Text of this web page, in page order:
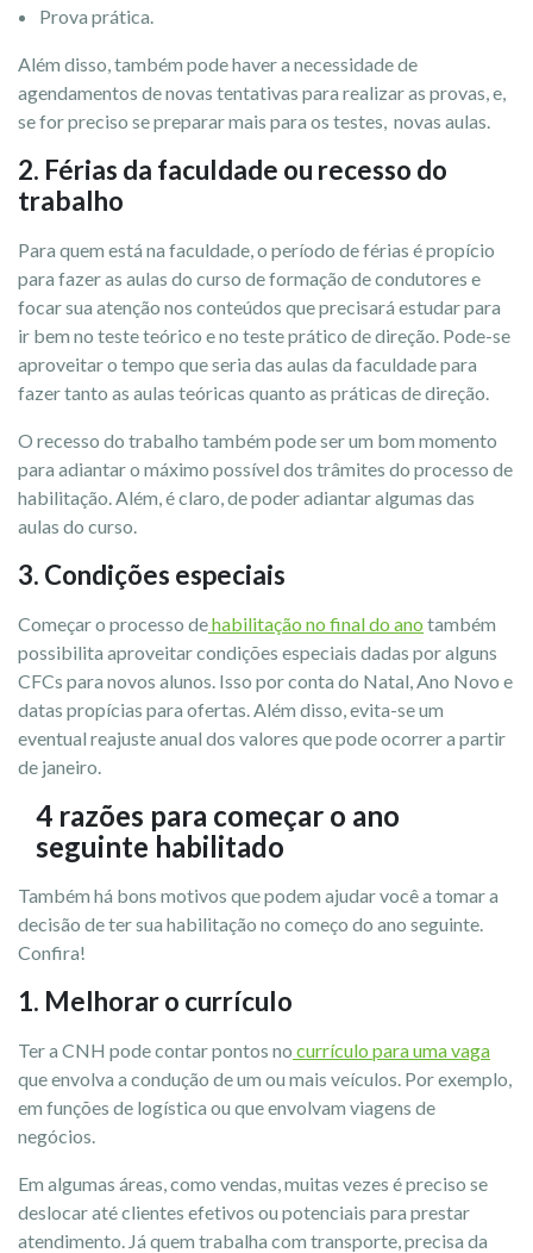
Prova prática.
Além disso, também pode haver a necessidade de
agendamentos de novas tentativas para realizar as provas, e,
se for preciso se preparar mais para os testes, novas aulas.
2. Férias da faculdade ou recesso do
trabalho
Para quem está na faculdade, o período de férias é propício
para fazer as aulas do curso de formação de condutores e
focar sua atenção nos conteúdos que precisará estudar para
ir bem no teste teórico e no teste prático de direção. Pode-se
aproveitar o tempo que seria das aulas da faculdade para
fazer tanto as aulas teóricas quanto as práticas de direção.
O recesso do trabalho também pode ser um bom momento
para adiantar o máximo possível dos trâmites do processo de
habilitação. Além, é claro, de poder adiantar algumas das
aulas do curso.
3. Condições especiais
Começar o processo dehabilitação no final do ano também
possibilita aproveitar condições especiais dadas por alguns
CFCs para novos alunos. Isso por conta do Natal, Ano Novo e
datas propícias para ofertas. Além disso, evita-se um
eventual reajuste anual dos valores que pode ocorrer a partir
de janeiro.
4 razões para começar o ano
seguinte habilitado
Também há bons motivos que podem ajudar você a tomar a
decisão de ter sua habilitação no começo do ano seguinte.
Confira!
1. Melhorar o currículo
Ter a CNH pode contar pontos no currículo para uma vaga
que envolva a condução de um ou mais veículos. Por exemplo,
em funções de logística ou que envolvam viagens de
negócios.
Em algumas áreas, como vendas, muitas vezes é preciso se
deslocar até clientes efetivos ou potenciais para prestar
atendimento. Já quem trabalha com transporte, precisa da